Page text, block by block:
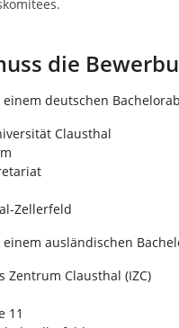
die
deutschen
Clausthal
Zellerfeld
ausländischen
Zentrum Clausthal (IZC)
11